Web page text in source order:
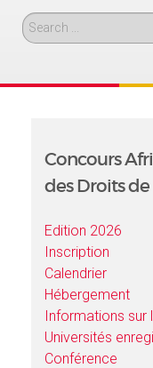
Search
Concours
des Droits
Edition 2026
Inscription
Calendrier
Hébergement
Informations sur
Universités
Conférence